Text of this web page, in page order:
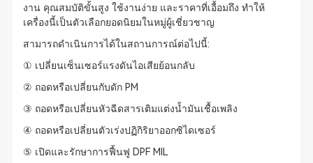
งาน คุณสมบัติขั้นสูง ใช้งานง่าย และราคาที่เอื้อมถึง ทำให้
เครื่องนี้เป็นตัวเลือกยอดนิยมในหมู่ผู้เชี่ยวชาญ
สามารถดำเนินการได้ในสถานการณ์ต่อไปนี้:
① เปลี่ยนเซ็นเซอร์แรงดันไอเสียย้อนกลับ
② ถอดหรือเปลี่ยนกับดัก PM
③ ถอดหรือเปลี่ยนหัวฉีดสารเติมแต่งน้ำมันเชื้อเพลิง
④ ถอดหรือเปลี่ยนตัวเร่งปฏิกิริยาออกซิไดเซอร์
⑤ เปิดและรักษาการฟื้นฟู DPF MIL